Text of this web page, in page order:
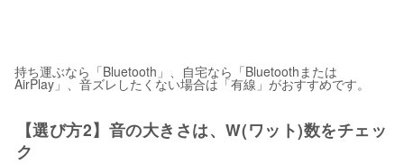
持ち運ぶなら「Bluetooth」、自宅なら「Bluetoothまたは
AirPlay」、音ズレしたくない場合は「有線」がおすすめです。
【選び方2】音の大きさは、W(ワット)数をチェッ
ク